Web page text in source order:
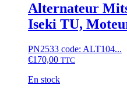
Alternateur
Iseki TU,
PN2533 code: ALT104...
€170,00 TTC
En stock